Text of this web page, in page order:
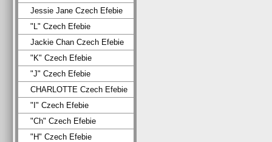
Jessie Jane Czech Efebie
"L" Czech Efebie
Jackie Chan Czech Efebie
"K" Czech Efebie
"J" Czech Efebie
CHARLOTTE Czech Efebie
"I" Czech Efebie
"Ch" Czech Efebie
"H" Czech Efebie